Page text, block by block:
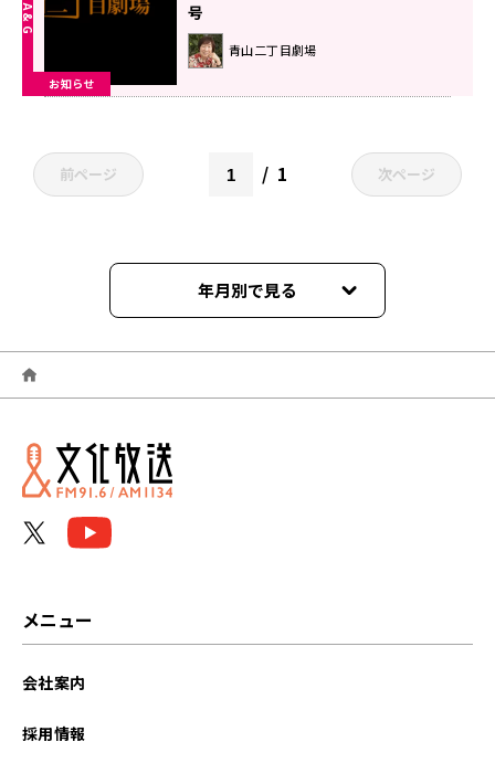
お知らせ
号
青山二丁目劇場
前ページ 1 次ページ
年月別で見る
2026年06月
2026年05月
2026年04月
メニュー
会社案内
採用情報